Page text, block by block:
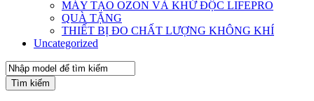
MÁY TẠO OZON VÀ KHỬ ĐỘC LIFEPRO
QUÀ TẶNG
THIẾT BỊ ĐO CHẤT LƯỢNG KHÔNG KHÍ
Uncategorized
Tìm kiếm